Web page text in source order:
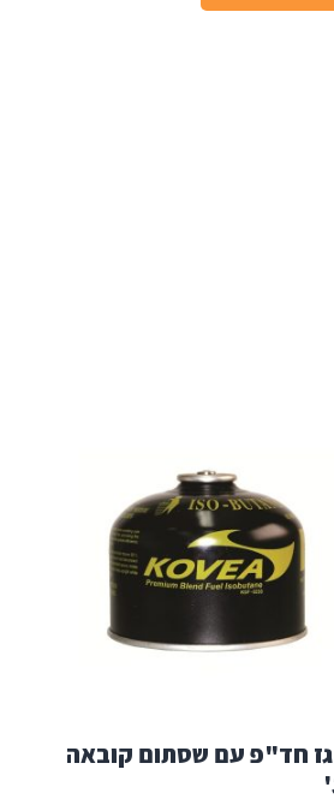
גז חד"פ עם שסתום קובאה